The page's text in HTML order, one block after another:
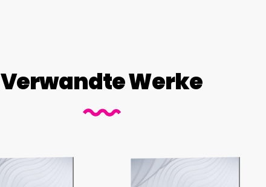
Verwandte Werke